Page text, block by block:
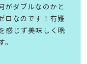
がダブルなのかと
ロなのです！有難
感じず美味しく晩